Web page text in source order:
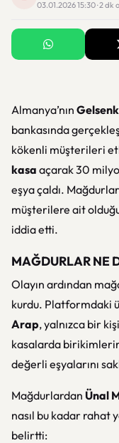
03.01.2026 15:30 · 2 dk
Almanya’nın
bankasında
kökenli müşterileri
kasa açarak 30
eşya çaldı.
müşterilere ait
iddia etti.
MAĞDURLAR NE
Olayın ardından
kurdu. Platformdaki
Arap, yalnızca bir
kasalarda
değerli eşyalarını
Mağdurlardan Ünal
nasıl bu kadar rahat
belirtti: